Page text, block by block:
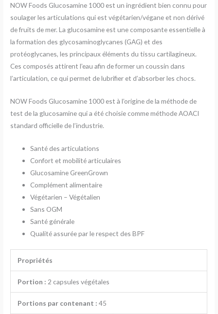
NOW Foods Glucosamine 1000 est un ingrédient bien connu pour
soulager les articulations qui est végétarien/végane et non dérivé
de fruits de mer. La glucosamine est une composante essentielle à
la formation des glycosaminoglycanes (GAG) et des
protéoglycanes, les principaux éléments du tissu cartilagineux.
Ces composés attirent l’eau afin de former un coussin dans
l’articulation, ce qui permet de lubrifier et d’absorber les chocs.
NOW Foods Glucosamine 1000 est à l’origine de la méthode de
test de la glucosamine qui a été choisie comme méthode AOACI
standard officielle de l’industrie.
Santé des articulations
Confort et mobilité articulaires
Glucosamine GreenGrown
Complément alimentaire
Végétarien – Végétalien
Sans OGM
Santé générale
Qualité assurée par le respect des BPF
Propriétés
Portion : 2 capsules végétales
Portions par contenant : 45